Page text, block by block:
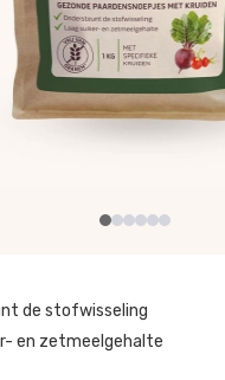
de stofwisseling
en zetmeelgehalte